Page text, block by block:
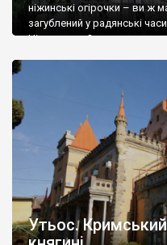
ніжинські огірочки – ви ж
загублений у радянські
Ніжин греки?
Утьос.